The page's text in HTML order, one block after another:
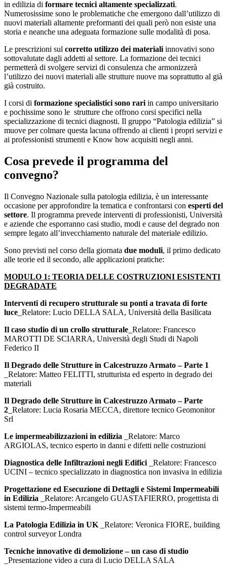
in edilizia di formare tecnici altamente specializzati.
Numerosissime sono le problematiche che emergono dall’utilizzo di
nuovi materiali altamente preformanti dei quali però non esiste una
storia e neanche una adeguata formazione sulle modalità di posa.
Le prescrizioni sul corretto utilizzo dei materiali innovativi sono
sottovalutate dagli addetti al settore. La formazione dei tecnici
permetterà di svolgere servizi di consulenza che armonizzerà
l’utilizzo dei nuovi materiali alle strutture nuove ma soprattutto al già
già costruito.
I corsi di formazione specialistici sono rari in campo universitario
e pochissime sono le strutture che offrono corsi specifici nella
specializzazione di tecnici diagnosti. Il gruppo “Patologia edilizia” si
muove per colmare questa lacuna offrendo ai clienti i propri servizi e
ai professionisti strumenti e Know how acquisiti negli anni.
Cosa prevede il programma del
convegno?
Il Convegno Nazionale sulla patologia edilizia, è un interessante
occasione per approfondire la tematica e confrontarsi con esperti del
settore. Il programma prevede interventi di professionisti, Università
e aziende che esporranno casi studio, modi e cause del degrado non
sempre legato all’invecchiamento naturale del materiale edilizio.
Sono previsti nel corso della giornata due moduli, il primo dedicato
alle teorie ed il secondo, alle applicazioni pratiche:
MODULO 1: TEORIA DELLE COSTRUZIONI ESISTENTI
DEGRADATE
Interventi di recupero strutturale su ponti a travata di forte
luce Relatore: Lucio DELLA SALA, Università della Basilicata
Il caso studio di un crollo strutturale Relatore: Francesco
MAROTTI DE SCIARRA, Università degli Studi di Napoli
Federico II
Il Degrado delle Strutture in Calcestruzzo Armato – Parte 1
Relatore: Matteo FELITTI, strutturista ed esperto in degrado dei
materiali
Il Degrado delle Strutture in Calcestruzzo Armato – Parte
2 Relatore: Lucia Rosaria MECCA, direttore tecnico Geomonitor
Srl
Le impermeabilizzazioni in edilizia
Relatore: Marco
ARGIOLAS, tecnico esperto in danni e difetti nelle costruzioni
Diagnostica delle Infiltrazioni negli Edifici
Relatore: Francesco
UCINI – tecnico specializzato in diagnostica non invasiva in edilizia
Progettazione ed Esecuzione di Dettagli e Sistemi Impermeabili
in Edilizia
Relatore: Arcangelo GUASTAFIERRO, progettista di
sistemi termo-Impermeabili
La Patologia Edilizia in UK
Relatore: Veronica FIORE, building
control surveyor Londra
Tecniche innovative di demolizione – un caso di studio
Presentazione video a cura di Lucio DELLA SALA